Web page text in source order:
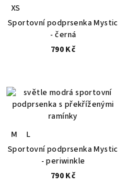
XS
Sportovní podprsenka Mystic
- černá
790 Kč
M
L
Sportovní podprsenka Mystic
- periwinkle
790 Kč